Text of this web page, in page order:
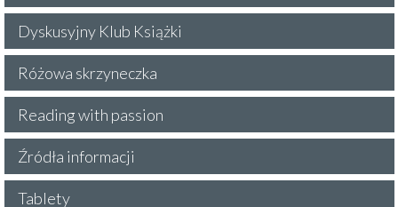
Dyskusyjny Klub Książki
Różowa skrzyneczka
Reading with passion
Źródła informacji
Tablety